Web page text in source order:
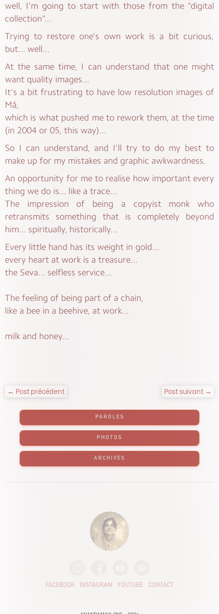
well, I'm going to start with those from the "digital
collection"...
Trying to restore one's own work is a bit curious,
but... well...
At the same time, I can understand that one might
want quality images...
It's a bit frustrating to have low resolution images of
Mâ,
which is what pushed me to rework them, at the time
(in 2004 or 05, this way)...
So I can understand, and I'll try to do my best to
make up for my mistakes and graphic awkwardness.
An opportunity for me to realise how important every
thing we do is... like a trace...
The impression of being a copyist monk who
retransmits something that is completely beyond
him... spiritually, historically...
Every little hand has its weight in gold...
every heart at work is a treasure...
the Seva... selfless service...
The feeling of being part of a chain,
like a bee in a beehive, at work...
milk and honey...
← Post précédent Post suivant →
PAROLES
PHOTOS
ARCHIVES
FACEBOOK INSTAGRAM YOUTUBE CONTACT